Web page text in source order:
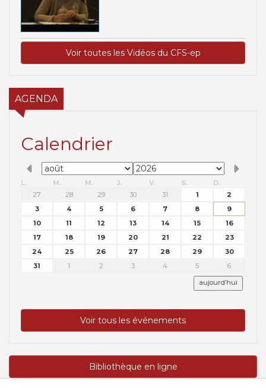
Voir toutes les Vidéos du CFS-ep
AGENDA
Calendrier
L. M. M. J. V. S.
D.
27
28 29 30 31 1
2
3
4 5 6 7 8
9
10
11 12 13 14 15
16
17
18 19 20 21 22
23
24
25 26 27 28 29
30
31
1 2 3 4 5 6
aujourd’hui
Voir tous les événements
Bibliothèque en ligne